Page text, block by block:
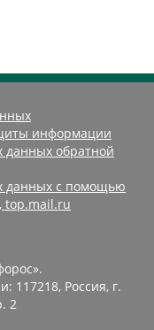
информации
данных обратной
данных с помощью
top.mail.ru
117218, Россия, г.
2